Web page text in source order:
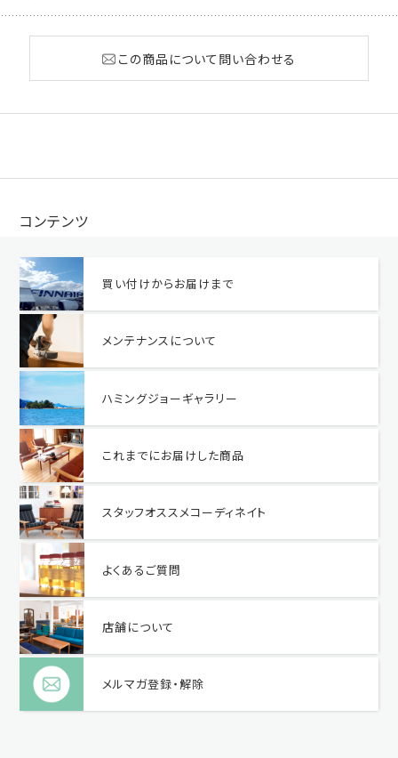
この商品について問い合わせる
コンテンツ
買い付けからお届けまで
メンテナンスについて
ハミングジョーギャラリー
これまでにお届けした商品
スタッフオススメコーディネイト
よくあるご質問
店舗について
メルマガ登録・解除